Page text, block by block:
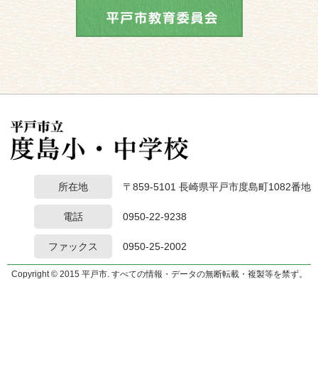
所在地 〒859-5101 長崎県平戸市度島町1082番地
電話 0950-22-9238
ファックス 0950-25-2002
Copyright © 2015 平戸市. すべての情報・データの無断転載・複製等を禁ず。